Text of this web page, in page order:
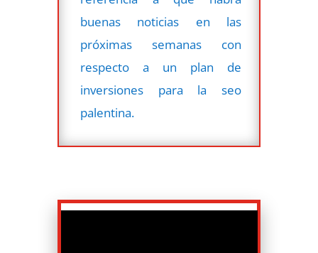
buenas noticias en las
próximas semanas con
respecto a un plan de
inversiones para la seo
palentina.